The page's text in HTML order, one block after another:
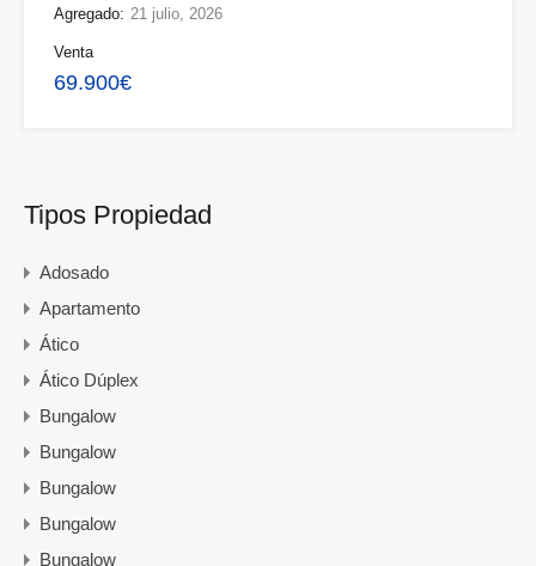
Agregado: 21 julio, 2026
Venta
69.900€
Tipos Propiedad
Adosado
Apartamento
Ático
Ático Dúplex
Bungalow
Bungalow
Bungalow
Bungalow
Bungalow